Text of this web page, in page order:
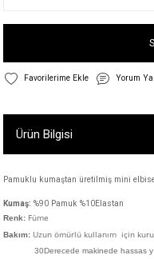
Yorum
Ürün Bilgisi
Pamuklu kumaştan üretilmiş mini
Kumaş: %90 Pamuk %10Elastan
Renk: Füme
Bakım: Uzun ömürlü kullanım için
30Derecede makinede hassas